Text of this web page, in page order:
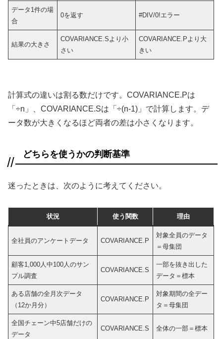
データ1件の場
合
0を返す #DIV/0!エラー
結果の大きさ
COVARIANCE.Sより小
さい
COVARIANCE.Pより大
きい
計算式の違いは割る数だけです。COVARIANCE.Pは
「÷n」、COVARIANCE.Sは「÷(n-1)」で計算します。デ
ータ数が大きくなるほど両者の差は小さくなります。
どちらを使うかの判断基準
迷ったときは、次のように考えてください。
状況 使う関数 理由
全社員のアンケートデータ COVARIANCE.P
対象全員のデータ
＝母集団
顧客1,000人中100人のサン
プル調査
COVARIANCE.S
一部を抜き出した
データ＝標本
ある店舗の全月次データ
（12か月分）
COVARIANCE.P
対象期間の全デー
タ＝母集団
全国チェーン中5店舗だけの
データ
COVARIANCE.S 全体の一部＝標本